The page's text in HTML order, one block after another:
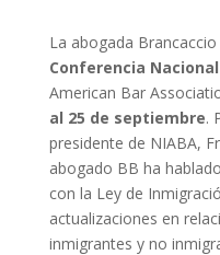
La abogada
Conferencia Nacional
American Bar
al 25 de septiembre.
presidente de NIABA,
abogado BB ha
con la Ley de
actualizaciones en
inmigrantes y no